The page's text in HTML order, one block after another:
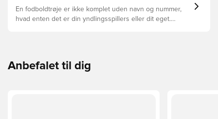
En fodboldtrøje er ikke komplet uden navn og nummer,
hvad enten det er din yndlingsspillers eller dit eget.
Anbefalet til dig